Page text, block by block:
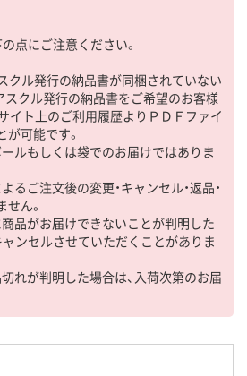
点にご注意ください。
クル発行の納品書が同梱されていない
スクル発行の納品書をご希望のお客様
イト上のご利用履歴よりＰＤＦファイ
可能です。
ールもしくは袋でのお届けではありま
るご注文後の変更・キャンセル・返品・
ん。
商品がお届けできないことが判明した
ャンセルさせていただくことがありま
れが判明した場合は、入荷次第のお届